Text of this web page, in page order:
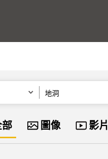
部 圖像 影片